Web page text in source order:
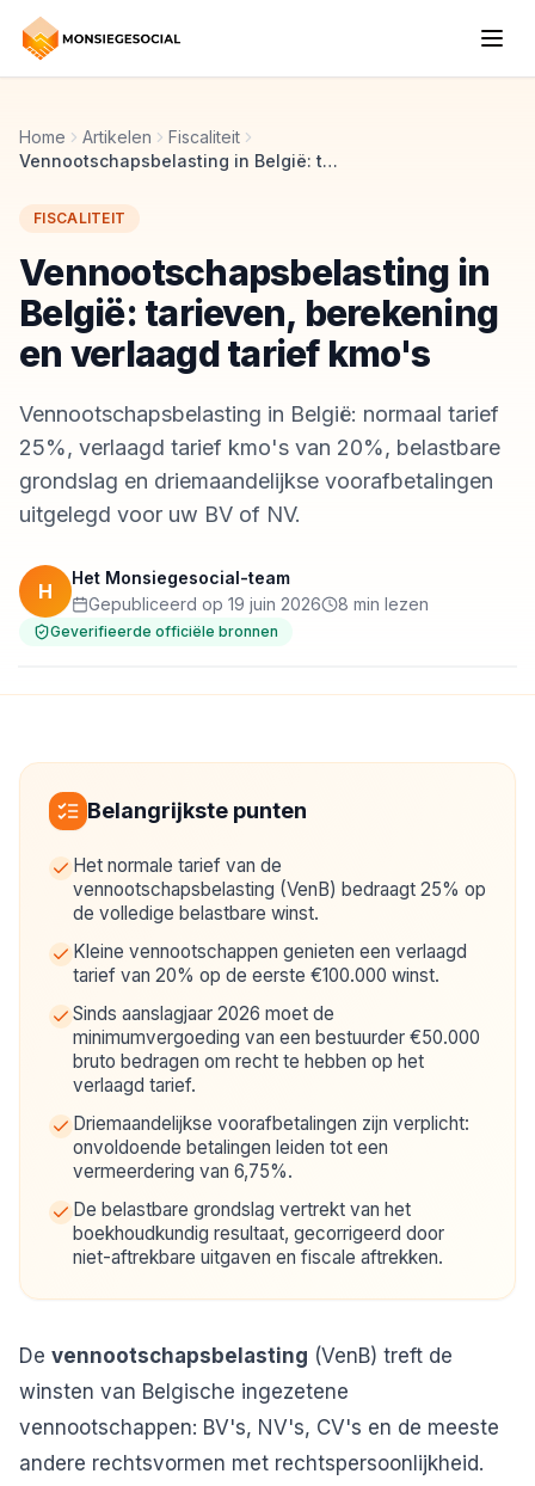
Home Artikelen
Fiscaliteit
Vennootschapsbelasting in België: tarieven, berekening en verlaagd tarief kmo's
FISCALITEIT
Vennootschapsbelasting in
België: tarieven, berekening
en verlaagd tarief kmo's
Vennootschapsbelasting in België: normaal tarief
25%, verlaagd tarief kmo's van 20%, belastbare
grondslag en driemaandelijkse voorafbetalingen
uitgelegd voor uw BV of NV.
H
Het Monsiegesocial-team
Gepubliceerd op 19 juin 2026
8 min lezen
Geverifieerde officiële bronnen
Belangrijkste punten
Het normale tarief van de
vennootschapsbelasting (VenB) bedraagt 25% op
de volledige belastbare winst.
Kleine vennootschappen genieten een verlaagd
tarief van 20% op de eerste €100.000 winst.
Sinds aanslagjaar 2026 moet de
minimumvergoeding van een bestuurder €50.000
bruto bedragen om recht te hebben op het
verlaagd tarief.
Driemaandelijkse voorafbetalingen zijn verplicht:
onvoldoende betalingen leiden tot een
vermeerdering van 6,75%.
De belastbare grondslag vertrekt van het
boekhoudkundig resultaat, gecorrigeerd door
niet-aftrekbare uitgaven en fiscale aftrekken.
De vennootschapsbelasting (VenB) treft de
winsten van Belgische ingezetene
vennootschappen: BV's, NV's, CV's en de meeste
andere rechtsvormen met rechtspersoonlijkheid.